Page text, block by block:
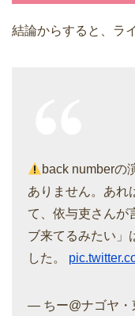
結論からすると、ラ
back numberの
ありません。あれ
て、依与吏さんが
ブ来てるみたい」
した。
— ちー@ナゴヤ